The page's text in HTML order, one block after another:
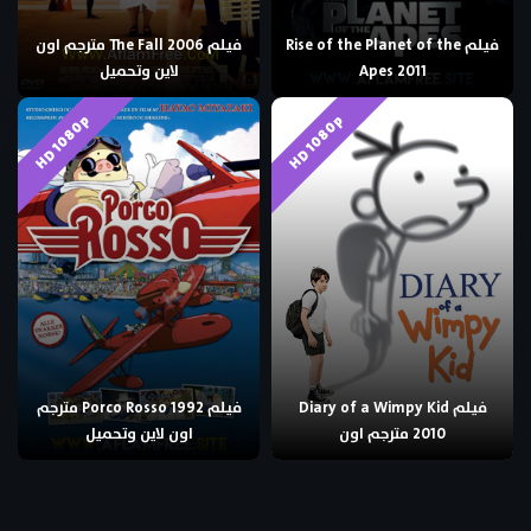
فيلم Rise of the Planet of the
Apes 2011
فيلم The Fall 2006 مترجم اون
لاين وتحميل
HD 1080p
فيلم Diary of a Wimpy Kid
2010 مترجم اون
HD 1080p
فيلم Porco Rosso 1992 مترجم
اون لاين وتحميل